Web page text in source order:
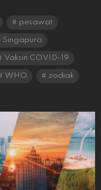
pesawat
Singapura
Vaksin COVID-19
WHO zodiak